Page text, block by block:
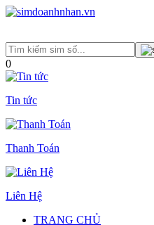
0
Tin tức
Thanh Toán
Liên Hệ
TRANG CHỦ